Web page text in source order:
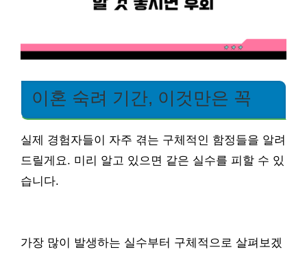
이혼 숙려 기간, 이것만은 꼭
실제 경험자들이 자주 겪는 구체적인 함정들을 알려
드릴게요. 미리 알고 있으면 같은 실수를 피할 수 있
습니다.
가장 많이 발생하는 실수부터 구체적으로 살펴보겠